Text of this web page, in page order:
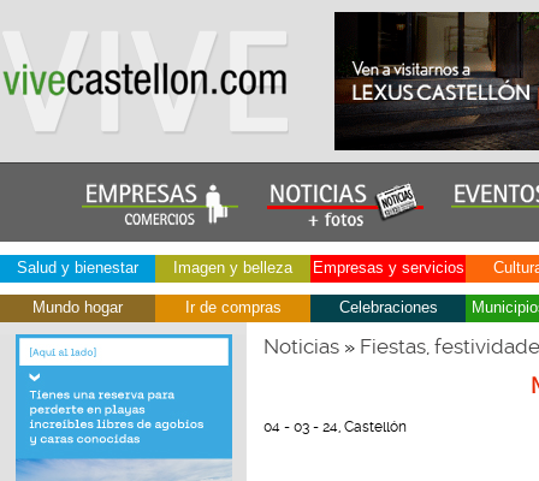
Salud y bienestar Imagen y belleza Empresas y servicios
Mundo hogar Ir de compras Celebraciones
Noticias» Fiestas,
04 - 03 - 24, Castellón